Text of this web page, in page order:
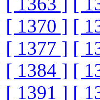
[ 1370 ] [
[ 1377 ] [
[ 1384 ] [
[ 1391 ] [